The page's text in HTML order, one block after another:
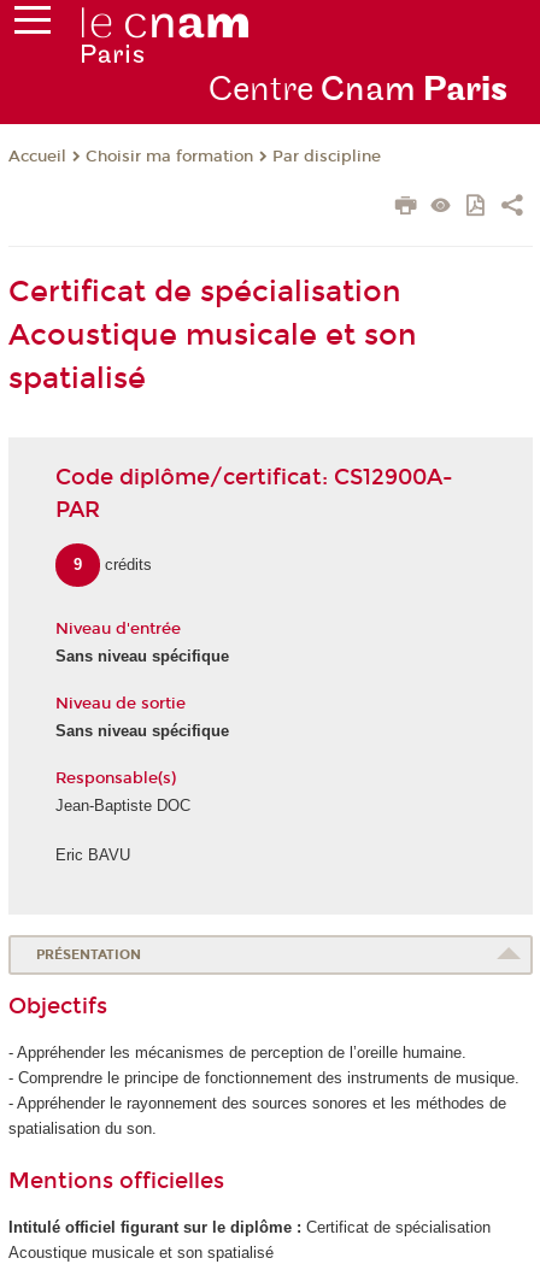
Centre Cnam Paris
Accueil Choisir ma formation Par discipline
Certificat de spécialisation
Acoustique musicale et son
spatialisé
Code diplôme/certificat: CS12900A-
PAR
9 crédits
Niveau d'entrée
Sans niveau spécifique
Niveau de sortie
Sans niveau spécifique
Responsable(s)
Jean-Baptiste DOC
Eric BAVU
PRÉSENTATION
Objectifs
- Appréhender les mécanismes de perception de l’oreille humaine.
- Comprendre le principe de fonctionnement des instruments de musique.
- Appréhender le rayonnement des sources sonores et les méthodes de
spatialisation du son.
Mentions officielles
Intitulé officiel figurant sur le diplôme : Certificat de spécialisation
Acoustique musicale et son spatialisé